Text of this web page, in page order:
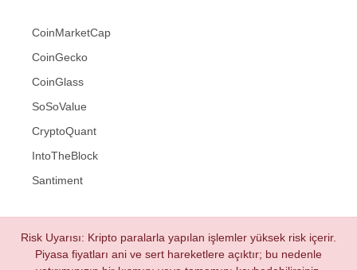
CoinMarketCap
CoinGecko
CoinGlass
SoSoValue
CryptoQuant
IntoTheBlock
Santiment
Risk Uyarısı: Kripto paralarla yapılan işlemler yüksek risk içerir.
Piyasa fiyatları ani ve sert hareketlere açıktır; bu nedenle